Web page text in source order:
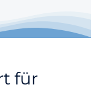
für